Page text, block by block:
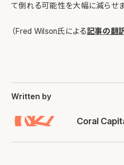
て倒れる可能性を大幅に減らせま
（Fred Wilson氏による記事の翻
Written by
Coral